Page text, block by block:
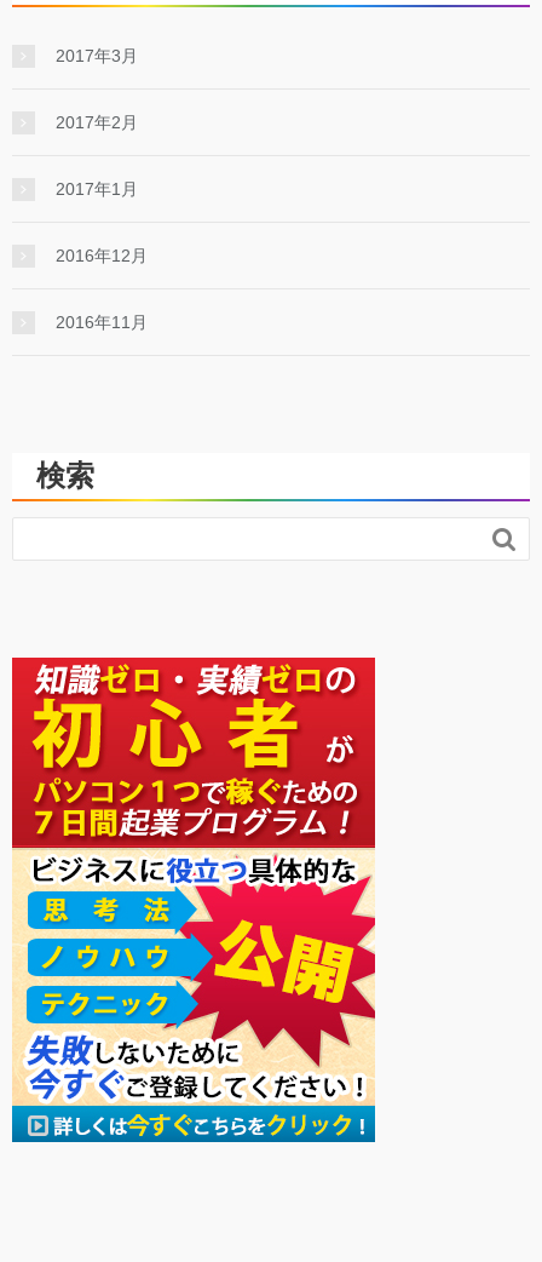
2017年3月
2017年2月
2017年1月
2016年12月
2016年11月
検索
